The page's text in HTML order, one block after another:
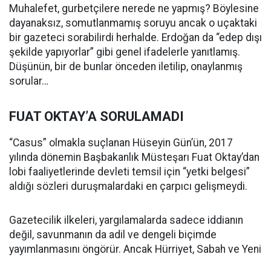
Muhalefet, gurbetçilere nerede ne yapmış? Böylesine
dayanaksız, somutlanmamış soruyu ancak o uçaktaki
bir gazeteci sorabilirdi herhalde. Erdoğan da “edep dışı
şekilde yapıyorlar” gibi genel ifadelerle yanıtlamış.
Düşünün, bir de bunlar önceden iletilip, onaylanmış
sorular…
FUAT OKTAY’A SORULAMADI
“Casus” olmakla suçlanan Hüseyin Gün’ün, 2017
yılında dönemin Başbakanlık Müsteşarı Fuat Oktay’dan
lobi faaliyetlerinde devleti temsil için “yetki belgesi”
aldığı sözleri duruşmalardaki en çarpıcı gelişmeydi.
Gazetecilik ilkeleri, yargılamalarda sadece iddianın
değil, savunmanın da adil ve dengeli biçimde
yayımlanmasını öngörür. Ancak Hürriyet, Sabah ve Yeni